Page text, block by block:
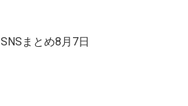
SNSまとめ8月7日